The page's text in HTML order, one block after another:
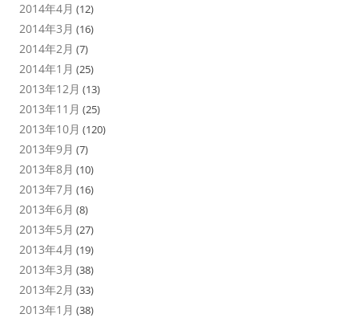
2014年4月 (12)
2014年3月 (16)
2014年2月 (7)
2014年1月 (25)
2013年12月 (13)
2013年11月 (25)
2013年10月 (120)
2013年9月 (7)
2013年8月 (10)
2013年7月 (16)
2013年6月 (8)
2013年5月 (27)
2013年4月 (19)
2013年3月 (38)
2013年2月 (33)
2013年1月 (38)